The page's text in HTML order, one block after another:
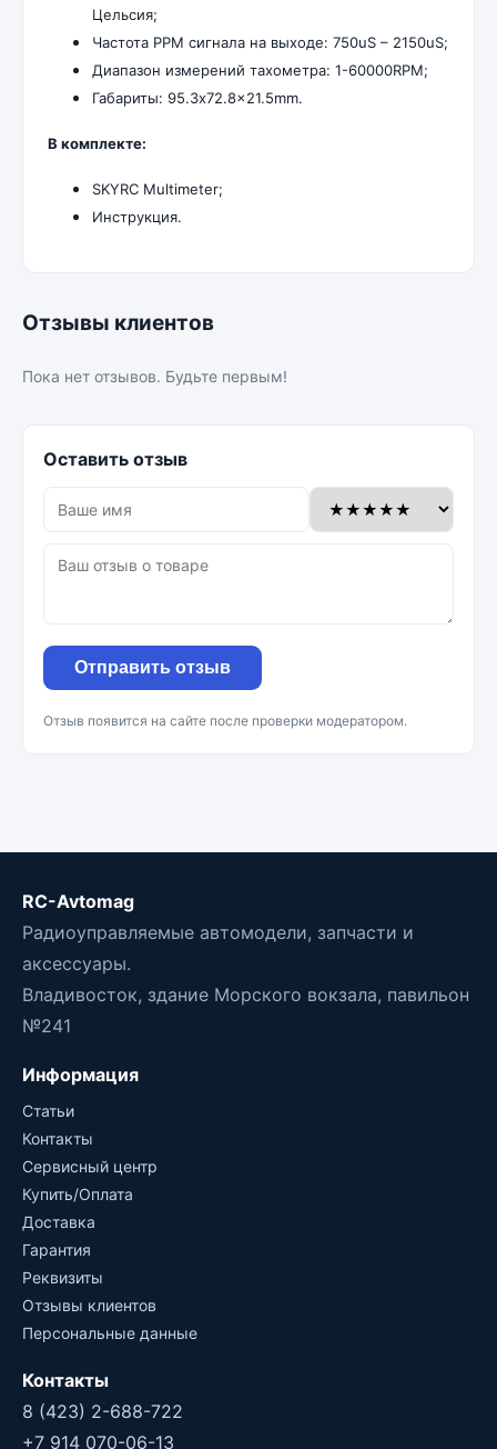
Цельсия;
Частота PPM сигнала на выходе: 750uS – 2150uS;
Диапазон измерений тахометра: 1-60000RPM;
Габариты: 95.3x72.8x21.5mm.
В комплекте:
SKYRC Multimeter;
Инструкция.
Отзывы клиентов
Пока нет отзывов. Будьте первым!
Оставить отзыв
Отправить отзыв
Отзыв появится на сайте после проверки модератором.
RC-Avtomag
Радиоуправляемые автомодели, запчасти и
аксессуары.
Владивосток, здание Морского вокзала, павильон
№241
Информация
Статьи
Контакты
Сервисный центр
Купить/Оплата
Доставка
Гарантия
Реквизиты
Отзывы клиентов
Персональные данные
Контакты
8 (423) 2-688-722
+7 914 070-06-13